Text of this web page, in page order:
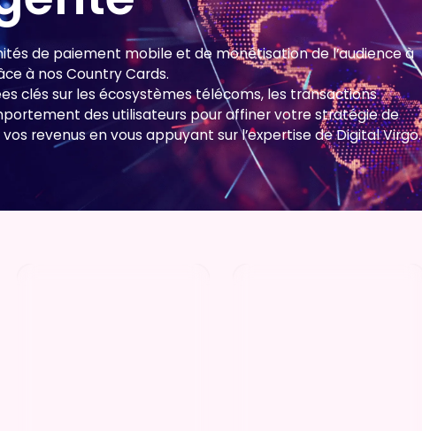
de paiement mobile et de monétisation de l’audience à
à nos Country Cards.
clés sur les écosystèmes télécoms, les transactions
des utilisateurs pour affiner votre stratégie de
revenus en vous appuyant sur l’expertise de Digital Virgo.